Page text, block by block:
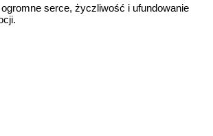
serce, życzliwość i ufundowanie